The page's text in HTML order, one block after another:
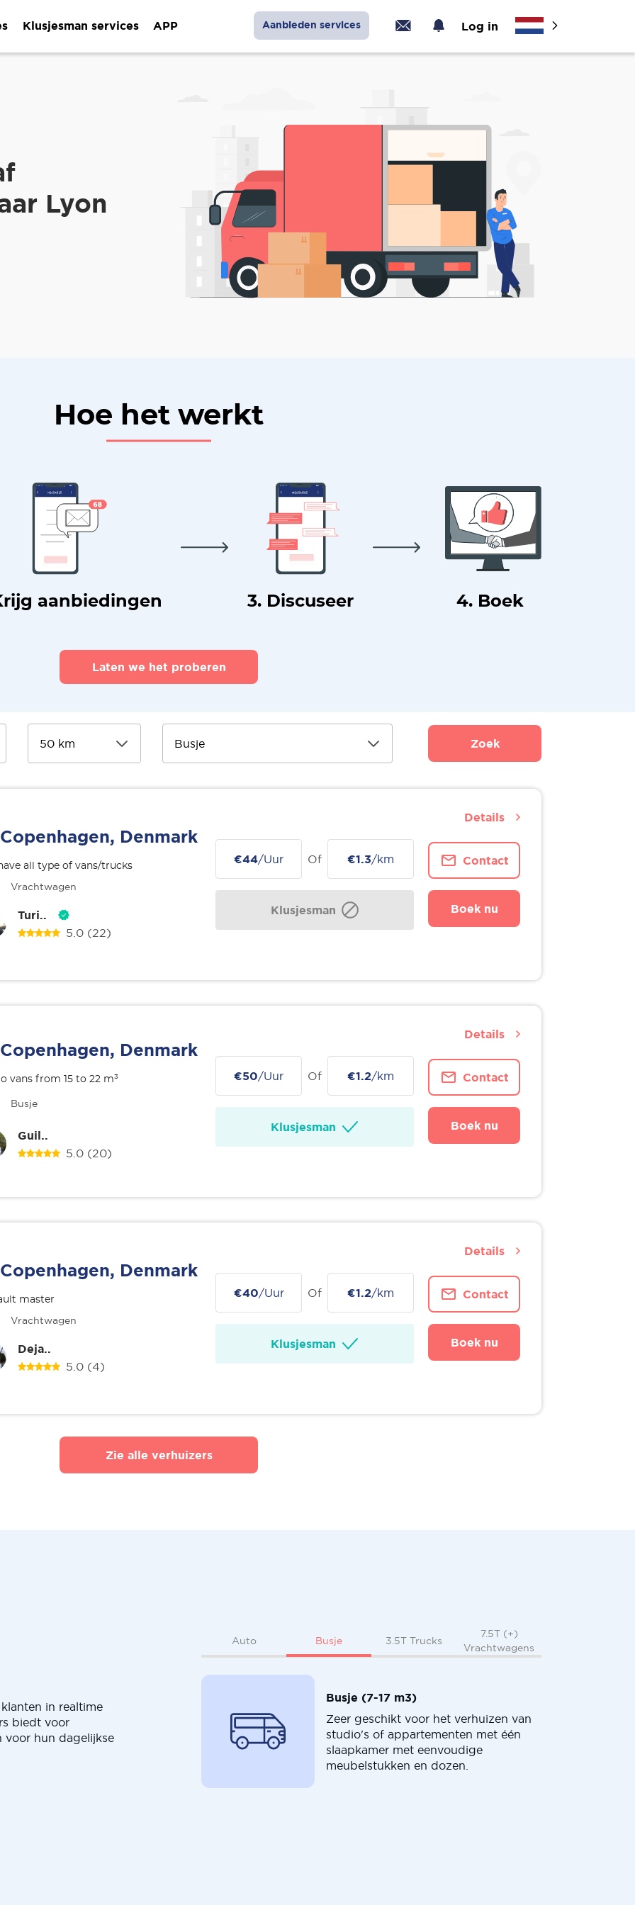
Klusjesman services APP Aanbieden services Log in
Lyon
Hoe het werkt
aanbiedingen 3. Discuseer 4. Boek
Laten we het proberen
Zoek
Copenhagen, Denmark
all type of vans/trucks
Vrachtwagen
Turi..
5.0 (22)
€44/Uur Of €1.3/km
Klusjesman
Contact
Boek nu
Details
Copenhagen, Denmark
vans from 15 to 22 m³
Busje
Guil..
5.0 (20)
€50/Uur Of €1.2/km
Klusjesman
Contact
Boek nu
Details
Copenhagen, Denmark
master
Vrachtwagen
Deja..
5.0 (4)
€40/Uur Of €1.2/km
Klusjesman
Contact
Boek nu
Details
Zie alle verhuizers
in realtime
biedt voor
voor hun dagelijkse
Auto Busje 3.5T Trucks
7.5T (+)
Vrachtwagens
Busje (7-17 m3)
Zeer geschikt voor het verhuizen van
studio's of appartementen met één
slaapkamer met eenvoudige
meubelstukken en dozen.